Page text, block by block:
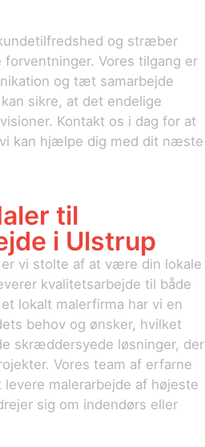
og stræber
Vores tilgang er
og tæt samarbejde
sikre, at det endelige
Kontakt os i dag for at
kan hjælpe dig med dit næste
til
i Ulstrup
vi stolte af at være din lokale
kvalitetsarbejde til både
lokalt malerfirma har vi en
behov og ønsker, hvilket
skræddersyede løsninger, der
Vores team af erfarne
malerarbejde af højeste
sig om indendørs eller